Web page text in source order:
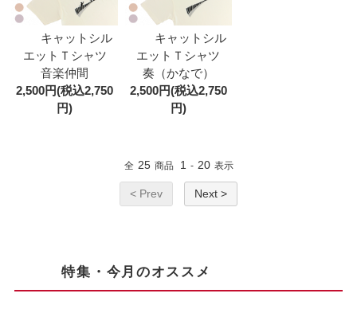
キャットシル
エットＴシャツ
音楽仲間
2,500円(税込2,750
円)
キャットシル
エットＴシャツ
奏（かなで）
2,500円(税込2,750
円)
全 25 商品 1 - 20 表示
< Prev Next >
特集・今月のオススメ